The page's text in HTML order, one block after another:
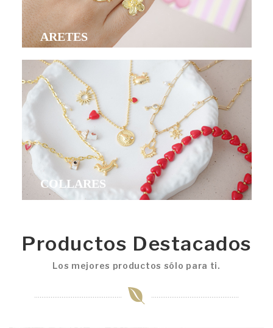
ARETES
COLLARES
Productos Destacados
Los mejores productos sólo para ti.